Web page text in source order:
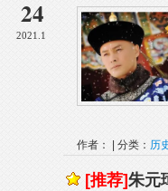
24
2021.1
作者： | 分类： 历
[推荐]朱元